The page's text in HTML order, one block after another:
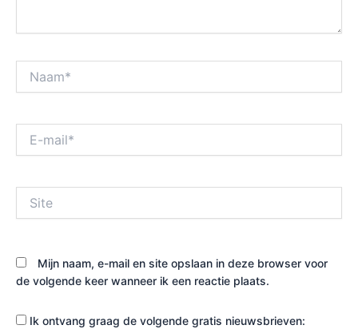
mail*
Mijn naam, e-mail en site opslaan in deze browser voor
de volgende keer wanneer ik een reactie plaats.
Ik ontvang graag de volgende gratis nieuwsbrieven: